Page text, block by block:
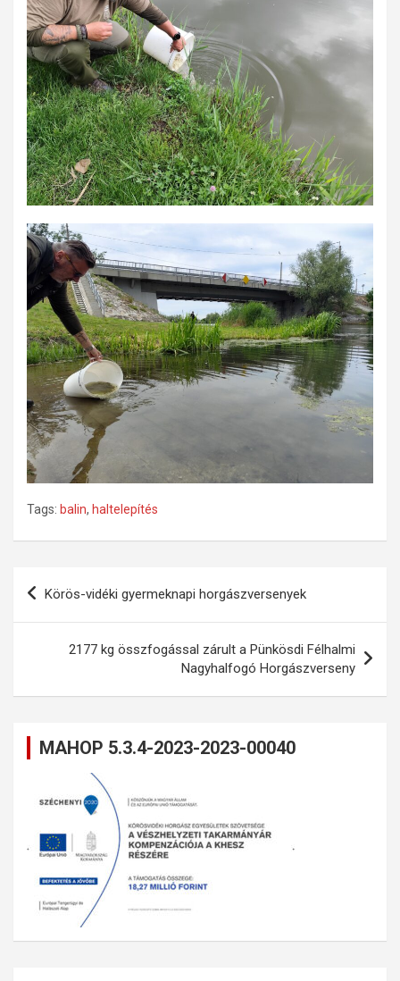
Tags: balin, haltelepítés
Bejegyzés
Körös-vidéki gyermeknapi horgászversenyek
2177 kg összfogással zárult a Pünkösdi Félhalmi
Nagyhalfogó Horgászverseny
MAHOP 5.3.4-2023-2023-00040